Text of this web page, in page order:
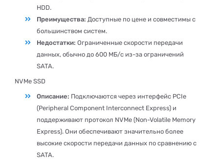
HDD.
Преимущества: Доступные по цене и совместимы с
большинством систем.
Недостатки: Ограниченные скорости передачи
данных, обычно до 600 МБ/с из-за ограничений
SATA.
NVMe SSD
Описание: Подключаются через интерфейс PCIe
(Peripheral Component Interconnect Express) и
поддерживают протокол NVMe (Non-Volatile Memory
Express). Они обеспечивают значительно более
высокие скорости передачи данных по сравнению с
SATA.